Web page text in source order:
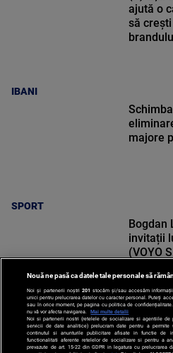
IBANI
ajută o
să
SPORT
majore
SPORT
Bogdan
invitații
(VOYO
Nouă ne pasă ca datele tale personale să
Noi și partenerii noștri 201 stocăm și/sau accesăm
unici pentru prelucrarea datelor cu caracter personal. Puteți
sau în orice moment, pe pagina cu politica de
nu vă vor afecta navigarea.
Mai multe detalii
Noi si partenerii nostri (retelele de socializare si agentiile de
servicii de date analitice) prelucram date pentru a permite
continutul si anunturile publicitare afisate in functie de
functionalitati aferente retelelor de socializare si pentru a
prevazute de art. 15-22 din GDPR in legatura cu